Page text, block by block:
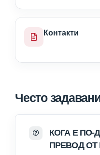
Контакти
Често
КОГА Е ПО-
ПРЕВОД